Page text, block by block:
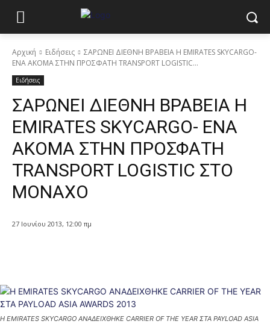
Αρχική Ειδήσεις
ΣΑΡΩΝΕΙ ΔΙΕΘΝΗ ΒΡΑΒΕΙΑ Η EMIRATES SKYCARGO-
ΕΝΑ ΑΚΟΜΑ ΣΤΗΝ ΠΡΟΣΦΑΤΗ TRANSPORT LOGISTIC...
Ειδήσεις
ΣΑΡΩΝΕΙ ΔΙΕΘΝΗ ΒΡΑΒΕΙΑ Η
EMIRATES SKYCARGO- ΕΝΑ
ΑΚΟΜΑ ΣΤΗΝ ΠΡΟΣΦΑΤΗ
TRANSPORT LOGISTIC ΣΤΟ
ΜΟΝΑΧΟ
27 Ιουνίου 2013, 12:00 πμ
H EMIRATES SKYCARGO ΑΝΑΔΕΙΧΘΗΚΕ CARRIER OF THE YEAR ΣΤΑ PAYLOAD ASIA